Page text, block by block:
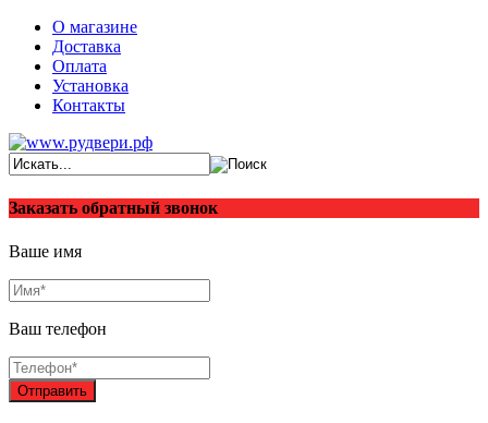
О магазине
Доставка
Оплата
Установка
Контакты
Заказать обратный звонок
Ваше имя
Ваш телефон
Отправить